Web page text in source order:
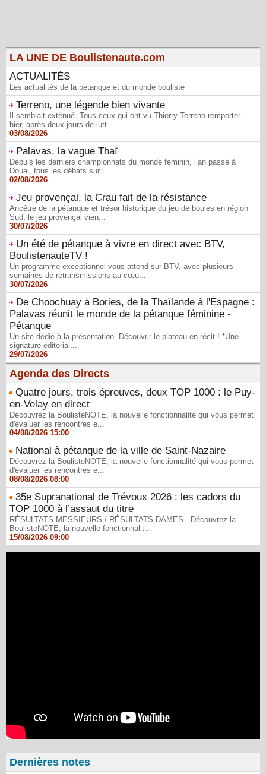
LA UNE DE Boulistenaute.com
ACTUALITÉS
Les actualités de la pétanque et du monde bouliste
Terreno, une légende bien vivante
Il semblait exténué. Tous ceux qui ont vu Thierry Terreno remporter
hier, après deux jours de lutt...
03/08/2026
Palavas, la vague Thaï
Depuis les derniers championnats du monde féminin, l’an passé à
Douai, tous les débats sur l...
02/08/2026
Jeu provençal, la Crau fait de la résistance
Ancêtre de la pétanque et trésor historique du jeu de boules en région
Sud, le jeu provençal vien...
30/07/2026
Un été de pétanque à vivre en direct avec BTV,
BoulistenauteTV !
Un programme exceptionnel vous attend sur BTV, avec plusieurs
semaines de retransmissions au cœu...
30/07/2026
De Choochuay à Bories, de la Thaïlande à l'Espagne :
Palavas réunit le monde de la pétanque féminine -
Pétanque
Un site dédié à la présentation Découvrir le plateau en récit ! *Une
signature éditorial...
29/07/2026
Agenda des Directs
Quatre jours, trois épreuves, deux TOP 1000 : le Puy-
en-Velay en direct
Découvrez la BoulisteNOTE, la nouvelle fonctionnalité qui vous permet
d'évaluer les rencontres e...
04/08/2026 15:00
National à pétanque de la ville de Saint-Nazaire
Découvrez la BoulisteNOTE, la nouvelle fonctionnalité qui vous permet
d'évaluer les rencontres e...
08/08/2026 08:00
35e Supranational de Trévoux 2026 : les cadors du
TOP 1000 à l’assaut du titre
RÉSULTATS MESSIEURS / RÉSULTATS DAMES Découvrez la
BoulisteNOTE, la nouvelle fonctionnalit...
15/08/2026 09:00
Dernières notes